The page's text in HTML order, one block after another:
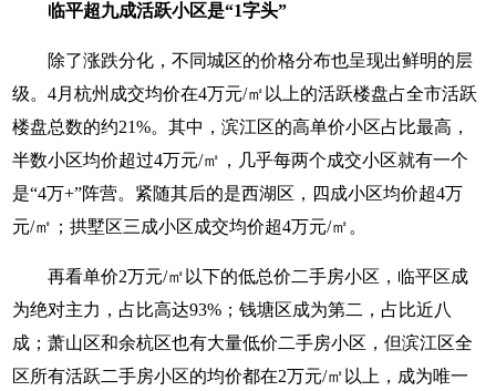
临平超九成活跃小区是“1字头”
除了涨跌分化，不同城区的价格分布也呈现出鲜明的层
级。4月杭州成交均价在4万元/㎡以上的活跃楼盘占全市活跃
楼盘总数的约21%。其中，滨江区的高单价小区占比最高，
半数小区均价超过4万元/㎡，几乎每两个成交小区就有一个
是“4万+”阵营。紧随其后的是西湖区，四成小区均价超4万
元/㎡；拱墅区三成小区成交均价超4万元/㎡。
再看单价2万元/㎡以下的低总价二手房小区，临平区成
为绝对主力，占比高达93%；钱塘区成为第二，占比近八
成；萧山区和余杭区也有大量低价二手房小区，但滨江区全
区所有活跃二手房小区的均价都在2万元/㎡以上，成为唯一